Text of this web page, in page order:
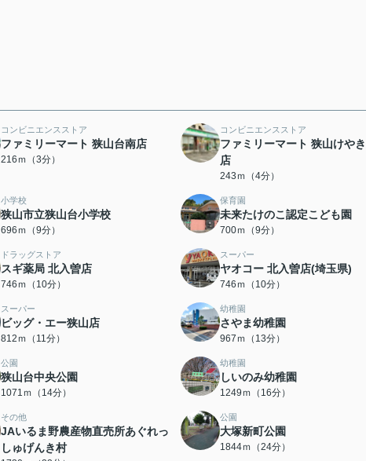
コンビニエンスストア
ファミリーマート 狭山台南店
216ｍ（3分）
コンビニエンスストア
ファミリーマート 狭山けや
店
243ｍ（4分）
小学校
狭山市立狭山台小学校
696ｍ（9分）
保育園
未来たけのこ認定こども園
700ｍ（9分）
ドラッグストア
スギ薬局 北入曽店
746ｍ（10分）
スーパー
ヤオコー 北入曽店(埼玉県)
746ｍ（10分）
スーパー
ビッグ・エー狭山店
812ｍ（11分）
幼稚園
さやま幼稚園
967ｍ（13分）
公園
狭山台中央公園
1071ｍ（14分）
幼稚園
しいのみ幼稚園
1249ｍ（16分）
その他
JAいるま野農産物直売所あぐれっ
しゅげんき村
公園
大塚新町公園
1844ｍ（24分）